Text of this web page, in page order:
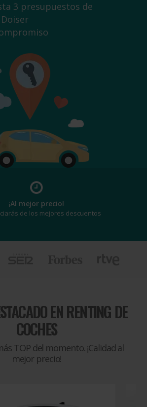
3 presupuestos de
¡Al mejor precio!
de los mejores descuentos
ENRENTING DE
COCHES
TOP del momento. ¡Calidad al
mejor precio!